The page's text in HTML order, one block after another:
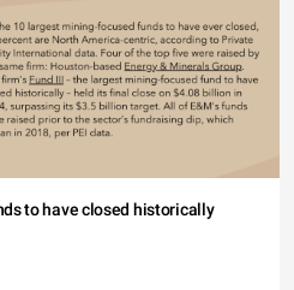
to have closed historically